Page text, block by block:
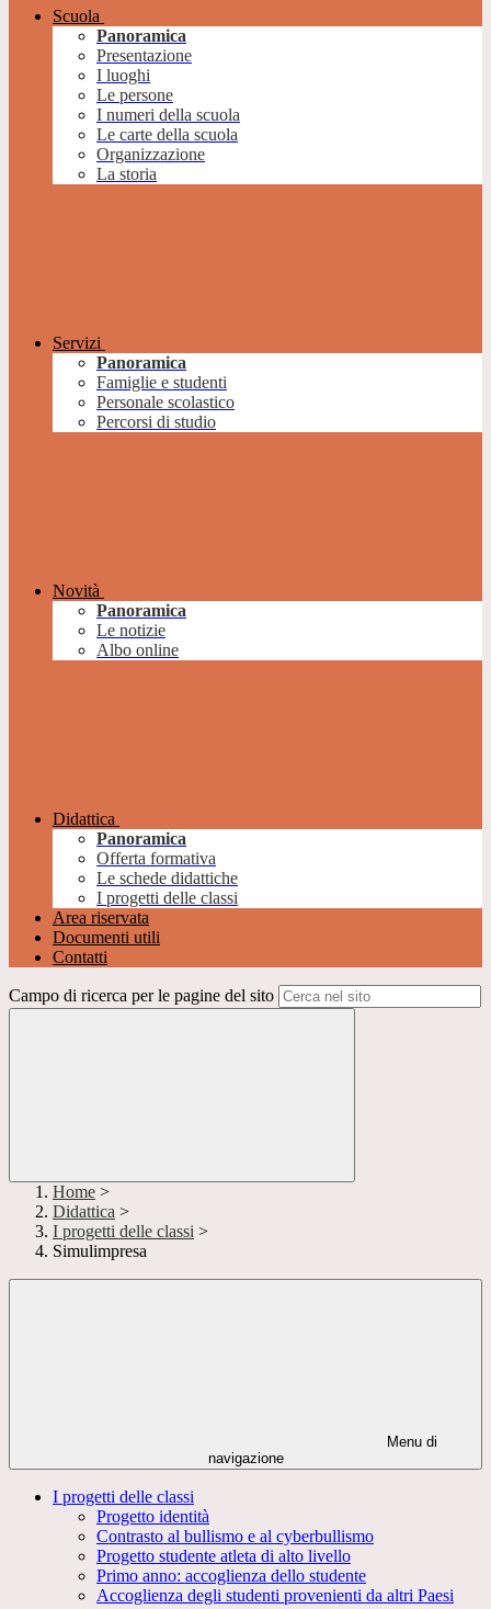
Scuola
Panoramica
Presentazione
I luoghi
Le persone
I numeri della scuola
Le carte della scuola
Organizzazione
La storia
Servizi
Panoramica
Famiglie e studenti
Personale scolastico
Percorsi di studio
Novità
Panoramica
Le notizie
Albo online
Didattica
Panoramica
Offerta formativa
Le schede didattiche
I progetti delle classi
Area riservata
Documenti utili
Contatti
Campo di ricerca per le pagine del sito
Home >
Didattica >
I progetti delle classi >
Simulimpresa
Menu di
navigazione
I progetti delle classi
Progetto identità
Contrasto al bullismo e al cyberbullismo
Progetto studente atleta di alto livello
Primo anno: accoglienza dello studente
Accoglienza degli studenti provenienti da altri Paesi